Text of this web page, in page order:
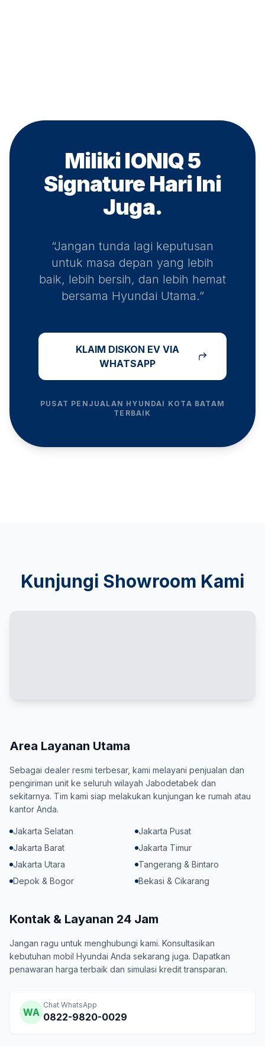
Miliki IONIQ 5
Signature Hari Ini
Juga.
“Jangan tunda lagi keputusan
untuk masa depan yang lebih
baik, lebih bersih, dan lebih hemat
bersama Hyundai Utama.”
KLAIM DISKON EV VIA
WHATSAPP
PUSAT PENJUALAN HYUNDAI KOTA BATAM
TERBAIK
Kunjungi Showroom Kami
Area Layanan Utama
Sebagai dealer resmi terbesar, kami melayani penjualan dan
pengiriman unit ke seluruh wilayah Jabodetabek dan
sekitarnya. Tim kami siap melakukan kunjungan ke rumah atau
kantor Anda.
Jakarta Selatan
Jakarta Pusat
Jakarta Barat
Jakarta Timur
Jakarta Utara
Tangerang & Bintaro
Depok & Bogor
Bekasi & Cikarang
Kontak & Layanan 24 Jam
Jangan ragu untuk menghubungi kami. Konsultasikan
kebutuhan mobil Hyundai Anda sekarang juga. Dapatkan
penawaran harga terbaik dan simulasi kredit transparan.
WA
Chat WhatsApp
0822-9820-0029